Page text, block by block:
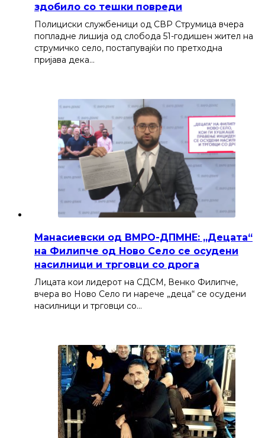
здобило со тешки повреди
Полициски службеници од СВР Струмица вчера
попладне лишија од слобода 51-годишен жител на
струмичко село, постапувајќи по претходна
пријава дека…
Манасиевски од ВМРО-ДПМНЕ: „Децата“
на Филипче од Ново Село се осудени
насилници и трговци со дрога
Лицата кои лидерот на СДСМ, Венко Филипче,
вчера во Ново Село ги нарече „деца“ се осудени
насилници и трговци со…